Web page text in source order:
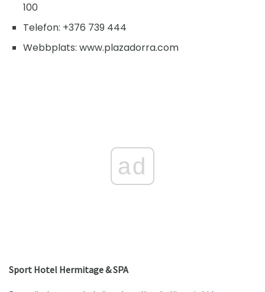
100
Telefon: +376 739 444
Webbplats: www.plazadorra.com
ad
Sport Hotel Hermitage & SPA